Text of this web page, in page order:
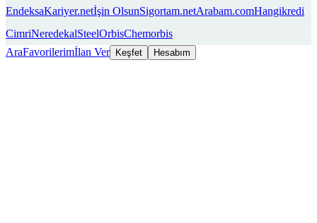
EndeksaKariyer.netİşin OlsunSigortam.netArabam.comHangikredi
CimriNeredekalSteelOrbisChemorbis
AraFavorilerimİlan Ver Keşfet Hesabım